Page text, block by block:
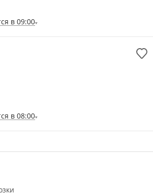
в 09:00
в 08:00